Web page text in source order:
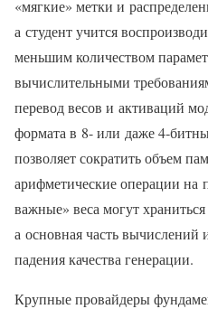
«мягкие» метки и
а студент учится
меньшим количеством
вычислительными
перевод весов и активаций
формата в 8- или даже
позволяет сократить объем
арифметические операции на
важные» веса могут
а основная часть вычислений
падения качества генерации.
Крупные провайдеры